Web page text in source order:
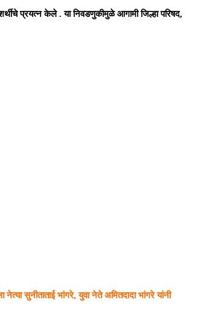
प्रयत्न केले . या निवडणुकीमुळे आगामी जिल्हा परिषद,
सुनीताताई भांगरे, युवा नेते अमितदादा भांगरे यांनी